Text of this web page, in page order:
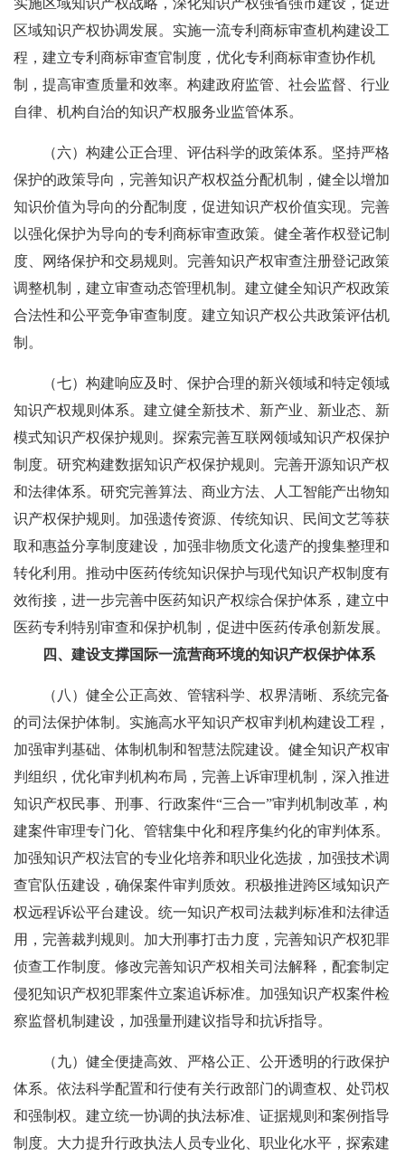
实施区域知识产权战略，深化知识产权强省强市建设，促进
区域知识产权协调发展。实施一流专利商标审查机构建设工
程，建立专利商标审查官制度，优化专利商标审查协作机
制，提高审查质量和效率。构建政府监管、社会监督、行业
自律、机构自治的知识产权服务业监管体系。
（六）构建公正合理、评估科学的政策体系。坚持严格
保护的政策导向，完善知识产权权益分配机制，健全以增加
知识价值为导向的分配制度，促进知识产权价值实现。完善
以强化保护为导向的专利商标审查政策。健全著作权登记制
度、网络保护和交易规则。完善知识产权审查注册登记政策
调整机制，建立审查动态管理机制。建立健全知识产权政策
合法性和公平竞争审查制度。建立知识产权公共政策评估机
制。
（七）构建响应及时、保护合理的新兴领域和特定领域
知识产权规则体系。建立健全新技术、新产业、新业态、新
模式知识产权保护规则。探索完善互联网领域知识产权保护
制度。研究构建数据知识产权保护规则。完善开源知识产权
和法律体系。研究完善算法、商业方法、人工智能产出物知
识产权保护规则。加强遗传资源、传统知识、民间文艺等获
取和惠益分享制度建设，加强非物质文化遗产的搜集整理和
转化利用。推动中医药传统知识保护与现代知识产权制度有
效衔接，进一步完善中医药知识产权综合保护体系，建立中
医药专利特别审查和保护机制，促进中医药传承创新发展。
四、建设支撑国际一流营商环境的知识产权保护体系
（八）健全公正高效、管辖科学、权界清晰、系统完备
的司法保护体制。实施高水平知识产权审判机构建设工程，
加强审判基础、体制机制和智慧法院建设。健全知识产权审
判组织，优化审判机构布局，完善上诉审理机制，深入推进
知识产权民事、刑事、行政案件“三合一”审判机制改革，构
建案件审理专门化、管辖集中化和程序集约化的审判体系。
加强知识产权法官的专业化培养和职业化选拔，加强技术调
查官队伍建设，确保案件审判质效。积极推进跨区域知识产
权远程诉讼平台建设。统一知识产权司法裁判标准和法律适
用，完善裁判规则。加大刑事打击力度，完善知识产权犯罪
侦查工作制度。修改完善知识产权相关司法解释，配套制定
侵犯知识产权犯罪案件立案追诉标准。加强知识产权案件检
察监督机制建设，加强量刑建议指导和抗诉指导。
（九）健全便捷高效、严格公正、公开透明的行政保护
体系。依法科学配置和行使有关行政部门的调查权、处罚权
和强制权。建立统一协调的执法标准、证据规则和案例指导
制度。大力提升行政执法人员专业化、职业化水平，探索建